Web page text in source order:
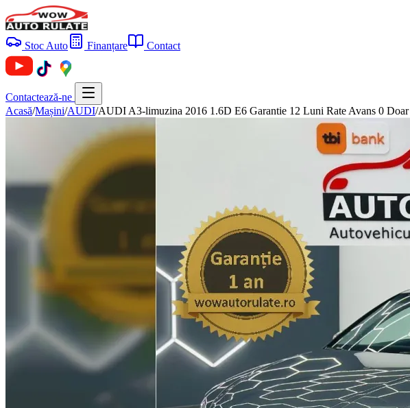
Stoc Auto Finanțare Contact
Contactează-ne
Acasă/Mașini/AUDI/AUDI A3-limuzina 2016 1.6D E6 Garantie 12 Luni Rate Avans 0